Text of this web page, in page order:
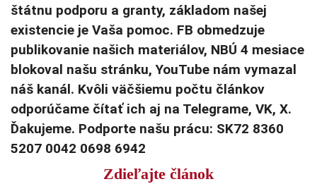
štátnu podporu a granty, základom našej
existencie je Vaša pomoc. FB obmedzuje
publikovanie našich materiálov, NBÚ 4 mesiace
blokoval našu stránku, YouTube nám vymazal
náš kanál. Kvôli väčšiemu počtu článkov
odporúčame čítať ich aj na Telegrame, VK, X.
Ďakujeme. Podporte našu prácu: SK72 8360
5207 0042 0698 6942
Zdieľajte článok